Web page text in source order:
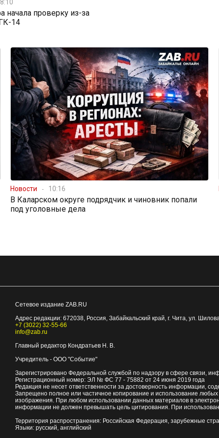
начала проверку из-за
14
Новости 10:16
В Каларском округе подрядчик и чиновник попали
под уголовные дела
Сетевое издание ZAB.RU
Адрес редакции: 672038, Россия, Забайкальский край, г. Чита, ул.
+7 (3022) 32-55-66
info@zab.ru
Главный редактор Кондратьев Н. В.
Учредитель - ООО "Событие"
Зарегистрировано Федеральной службой по надзору в сфере связи,
Регистрационный номер: ЭЛ № ФС 77 - 75882 от 24 июня 2019 года
Редакция не несет ответственности за достоверность информации,
Запрещено полное или частичное копирование и использование
изображения. При любом использовании данных материалов в
информации не должен превышать цель цитирования. При
Территория распространения: Российская Федерация, зарубежные
Языки: русский, английский